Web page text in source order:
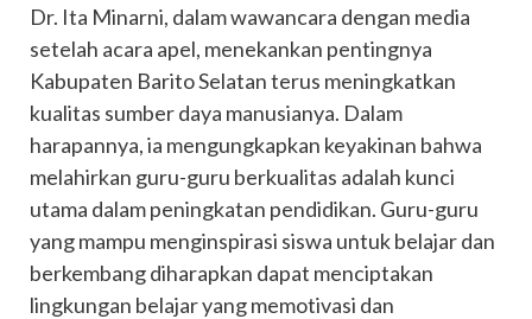
Dr. Ita Minarni, dalam wawancara dengan media
setelah acara apel, menekankan pentingnya
Kabupaten Barito Selatan terus meningkatkan
kualitas sumber daya manusianya. Dalam
harapannya, ia mengungkapkan keyakinan bahwa
melahirkan guru-guru berkualitas adalah kunci
utama dalam peningkatan pendidikan. Guru-guru
yang mampu menginspirasi siswa untuk belajar dan
berkembang diharapkan dapat menciptakan
lingkungan belajar yang memotivasi dan